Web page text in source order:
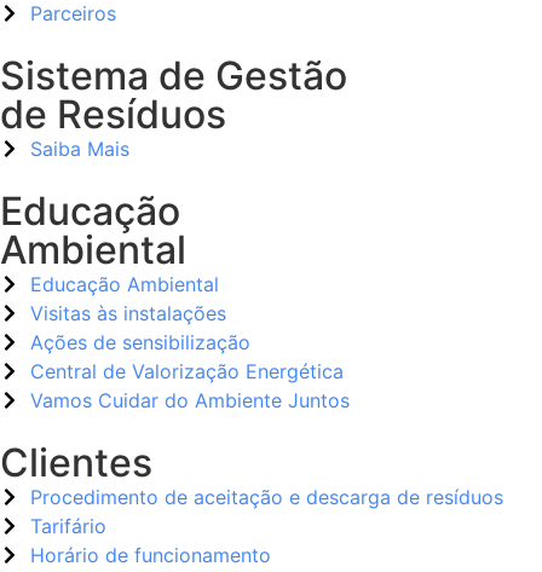
Parceiros
Sistema de Gestão
de Resíduos
Saiba Mais
Educação
Ambiental
Educação Ambiental
Visitas às instalações
Ações de sensibilização
Central de Valorização Energética
Vamos Cuidar do Ambiente Juntos
Clientes
Procedimento de aceitação e descarga de resíduos
Tarifário
Horário de funcionamento